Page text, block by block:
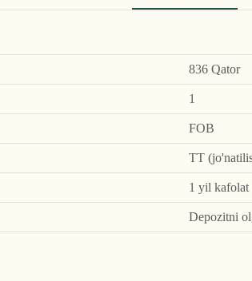
836 Qator
1
FOB
TT
1 yil kafolat
Depozitni